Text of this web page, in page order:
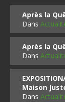
Après la
Dans
Après la
Dans
Maison
Dans